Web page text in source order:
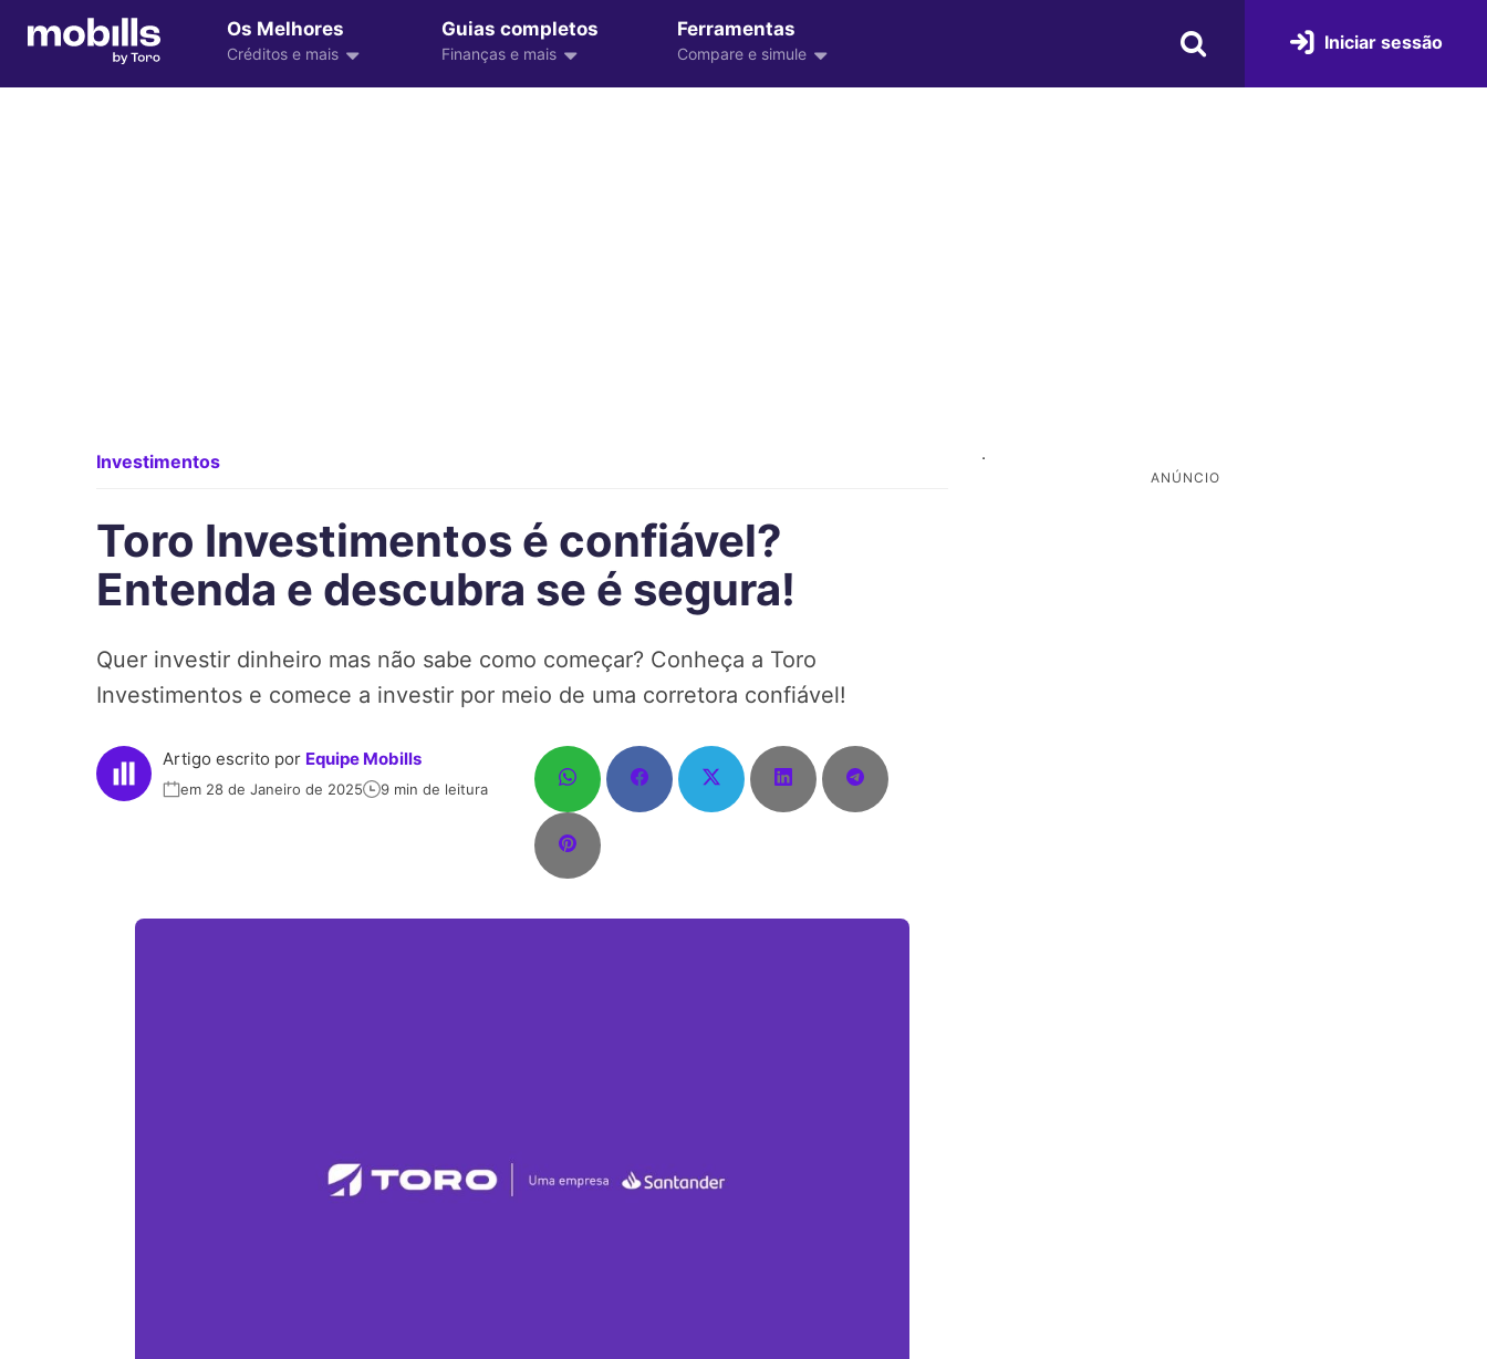
Os Melhores
Créditos e mais
Guias completos
Finanças e mais
Ferramentas
Compare e simule
Iniciar sessão
Investimentos
Toro Investimentos é confiável?
Entenda e descubra se é segura!
Quer investir dinheiro mas não sabe como começar? Conheça a Toro
Investimentos e comece a investir por meio de uma corretora confiável!
Artigo escrito por Equipe Mobills
em 28 de Janeiro de 2025 9 min de leitura
.